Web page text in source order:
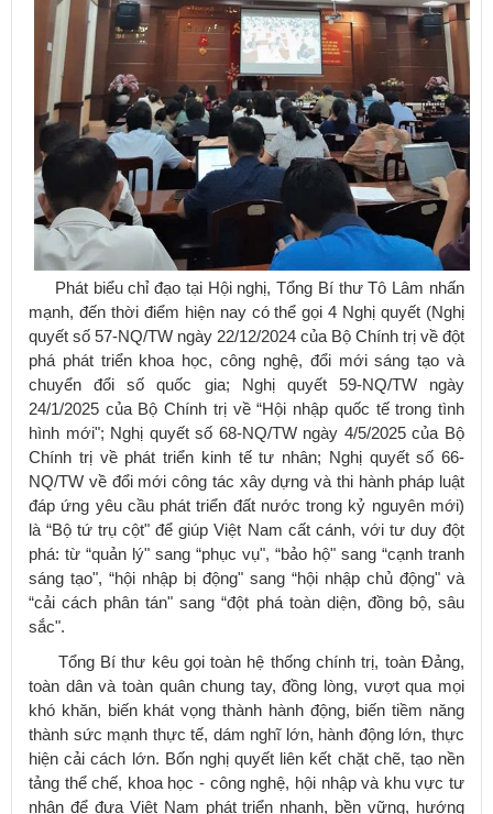
Phát biểu chỉ đạo tại Hội nghị, Tổng Bí thư Tô Lâm nhấn
mạnh, đến thời điểm hiện nay có thể gọi 4 Nghị quyết (Nghị
quyết số 57-NQ/TW ngày 22/12/2024 của Bộ Chính trị về đột
phá phát triển khoa học, công nghệ, đổi mới sáng tạo và
chuyển đổi số quốc gia; Nghị quyết 59-NQ/TW ngày
24/1/2025 của Bộ Chính trị về “Hội nhập quốc tế trong tình
hình mới"; Nghị quyết số 68-NQ/TW ngày 4/5/2025 của Bộ
Chính trị về phát triển kinh tế tư nhân; Nghị quyết số 66-
NQ/TW về đổi mới công tác xây dựng và thi hành pháp luật
đáp ứng yêu cầu phát triển đất nước trong kỷ nguyên mới)
là “Bộ tứ trụ cột" để giúp Việt Nam cất cánh, với tư duy đột
phá: từ “quản lý" sang “phục vụ", “bảo hộ" sang “cạnh tranh
sáng tạo", “hội nhập bị động" sang “hội nhập chủ động" và
“cải cách phân tán" sang “đột phá toàn diện, đồng bộ, sâu
sắc".​
Tổng Bí thư kêu gọi toàn hệ thống chính trị, toàn Đảng,
toàn dân và toàn quân chung tay, đồng lòng, vượt qua mọi
khó khăn, biến khát vọng thành hành động, biến tiềm năng
thành sức mạnh thực tế, dám nghĩ lớn, hành động lớn, thực
hiện cải cách lớn. Bốn nghị quyết liên kết chặt chẽ, tạo nền
tảng thể chế, khoa học ‑ công nghệ, hội nhập và khu vực tư
nhân để đưa Việt Nam phát triển nhanh, bền vững, hướng